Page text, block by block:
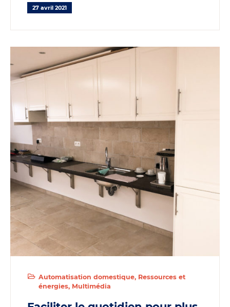
27 avril 2021
Automatisation domestique Ressources et
énergies Multimédia